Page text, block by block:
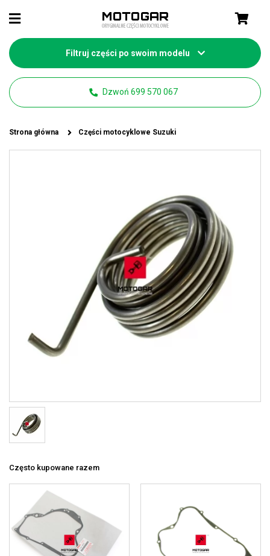
Filtruj części po swoim modelu
Dzwoń 699 570 067
Strona główna Części motocyklowe Suzuki
Często kupowane razem